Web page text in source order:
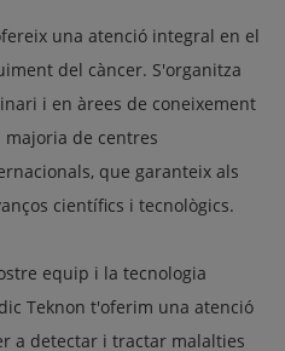
una atenció integral en el
del càncer. S'organitza
i en àrees de coneixement
majoria de centres
que garanteix als
científics i tecnològics.
equip i la tecnologia
Teknon t'oferim una atenció
a detectar i tractar malalties